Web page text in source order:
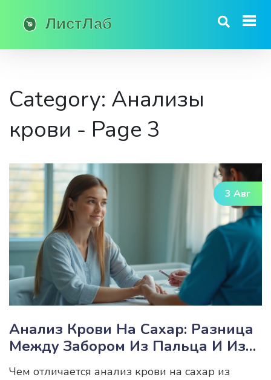
Category: Анализы
крови - Page 3
3 Авг
Анализ Крови На Сахар: Разница
Между Забором Из Пальца И Из
Вены — Что Важнее Знать
Чем отличается анализ крови на сахар из